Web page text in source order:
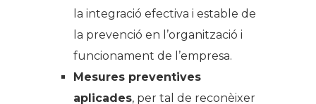
la integració efectiva i estable de
la prevenció en l’organització i
funcionament de l’empresa.
Mesures preventives
aplicades, per tal de reconèixer